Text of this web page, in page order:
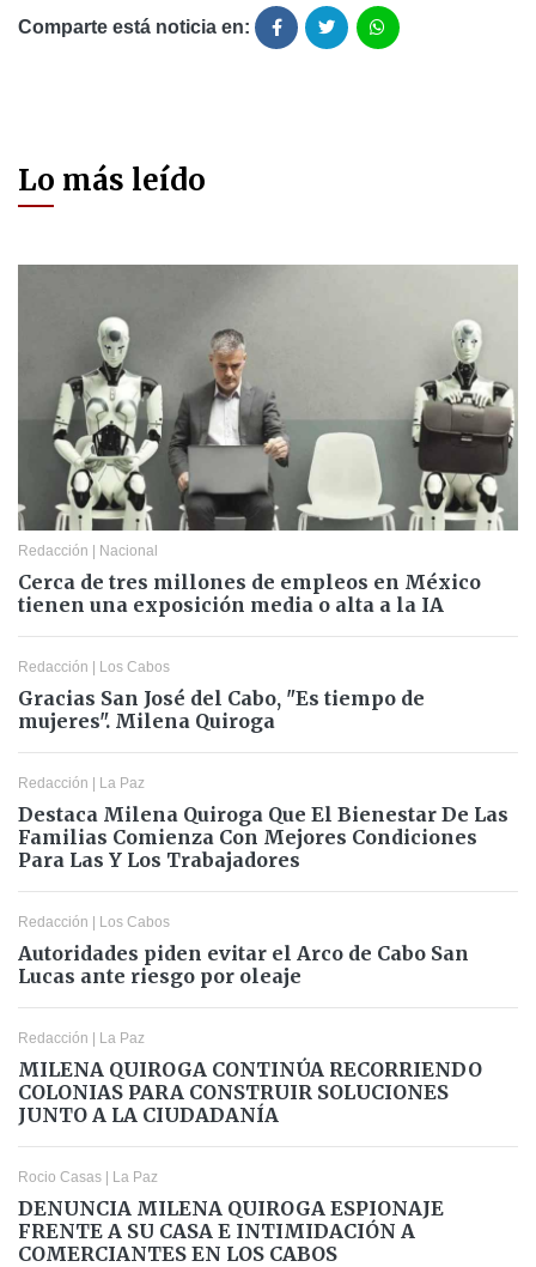
Comparte está noticia en:
Lo más leído
Redacción | Nacional
Cerca de tres millones de empleos en México
tienen una exposición media o alta a la IA
Redacción | Los Cabos
Gracias San José del Cabo, "Es tiempo de
mujeres". Milena Quiroga
Redacción | La Paz
Destaca Milena Quiroga Que El Bienestar De Las
Familias Comienza Con Mejores Condiciones
Para Las Y Los Trabajadores
Redacción | Los Cabos
Autoridades piden evitar el Arco de Cabo San
Lucas ante riesgo por oleaje
Redacción | La Paz
MILENA QUIROGA CONTINÚA RECORRIENDO
COLONIAS PARA CONSTRUIR SOLUCIONES
JUNTO A LA CIUDADANÍA
Rocio Casas | La Paz
DENUNCIA MILENA QUIROGA ESPIONAJE
FRENTE A SU CASA E INTIMIDACIÓN A
COMERCIANTES EN LOS CABOS